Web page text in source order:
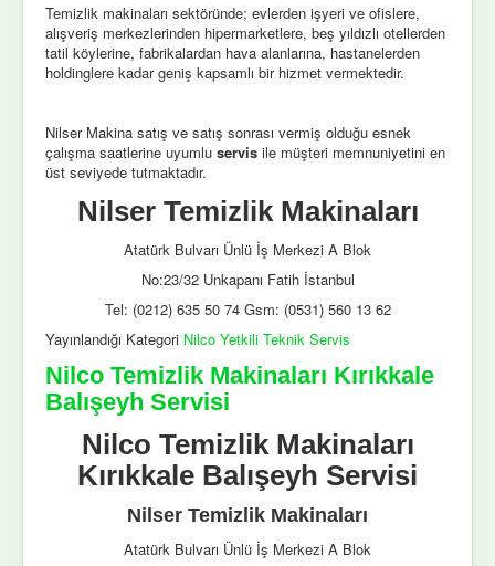
Temizlik makinaları sektöründe; evlerden işyeri ve ofislere,
alışveriş merkezlerinden hipermarketlere, beş yıldızlı otellerden
tatil köylerine, fabrikalardan hava alanlarına, hastanelerden
holdinglere kadar geniş kapsamlı bir hizmet vermektedir.
Nilser Makina satış ve satış sonrası vermiş olduğu esnek
çalışma saatlerine uyumlu servis ile müşteri memnuniyetini en
üst seviyede tutmaktadır.
Nilser Temizlik Makinaları
Atatürk Bulvarı Ünlü İş Merkezi A Blok
No:23/32 Unkapanı Fatih İstanbul
Tel: (0212) 635 50 74 Gsm: (0531) 560 13 62
Yayınlandığı Kategori Nilco Yetkili Teknik Servis
Nilco Temizlik Makinaları Kırıkkale
Balışeyh Servisi
Nilco Temizlik Makinaları
Kırıkkale Balışeyh Servisi
Nilser Temizlik Makinaları
Atatürk Bulvarı Ünlü İş Merkezi A Blok